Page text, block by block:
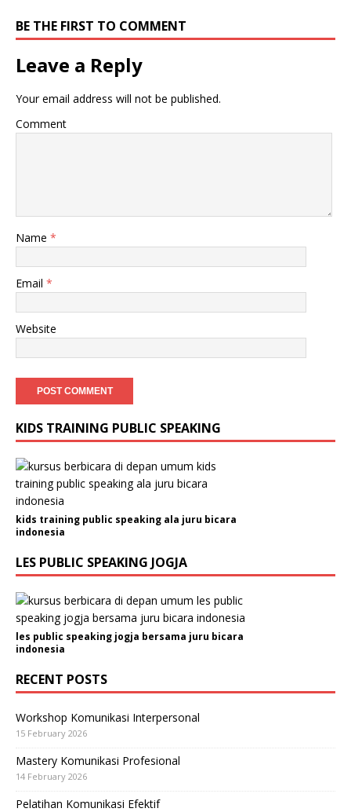
BE THE FIRST TO COMMENT
Leave a Reply
Your email address will not be published.
Comment
Name *
Email *
Website
KIDS TRAINING PUBLIC SPEAKING
kids training public speaking ala juru bicara
indonesia
LES PUBLIC SPEAKING JOGJA
les public speaking jogja bersama juru bicara
indonesia
RECENT POSTS
Workshop Komunikasi Interpersonal
15 February 2026
Mastery Komunikasi Profesional
14 February 2026
Pelatihan Komunikasi Efektif